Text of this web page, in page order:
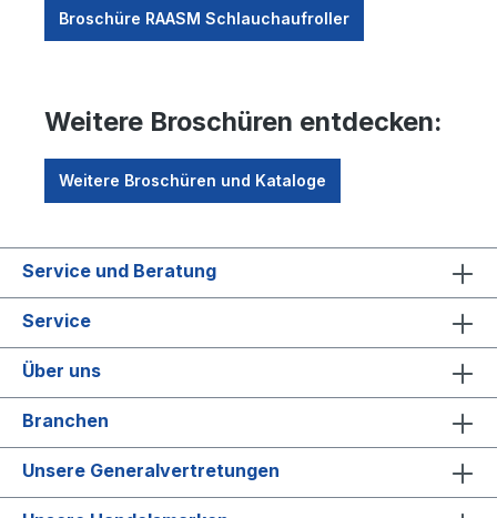
Broschüre RAASM Schlauchaufroller
Weitere Broschüren entdecken:
Weitere Broschüren und Kataloge
Service und Beratung
Service
Über uns
Branchen
Unsere Generalvertretungen